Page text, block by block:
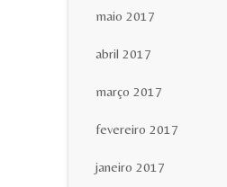
maio 2017
abril 2017
março 2017
fevereiro 2017
janeiro 2017